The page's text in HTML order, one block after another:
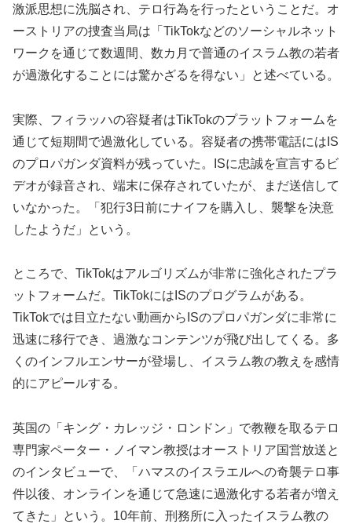
激派思想に洗脳され、テロ行為を行ったということだ。オ
ーストリアの捜査当局は「TikTokなどのソーシャルネット
ワークを通じて数週間、数カ月で普通のイスラム教の若者
が過激化することには驚かざるを得ない」と述べている。
実際、フィラッハの容疑者はTikTokのプラットフォームを
通じて短期間で過激化している。容疑者の携帯電話にはIS
のプロパガンダ資料が残っていた。ISに忠誠を宣言するビ
デオが録音され、端末に保存されていたが、まだ送信して
いなかった。「犯行3日前にナイフを購入し、襲撃を決意
したようだ」という。
ところで、TikTokはアルゴリズムが非常に強化されたプラ
ットフォームだ。TikTokにはISのプログラムがある。
TikTokでは目立たない動画からISのプロパガンダに非常に
迅速に移行でき、過激なコンテンツが飛び出してくる。多
くのインフルエンサーが登場し、イスラム教の教えを感情
的にアピールする。
英国の「キング・カレッジ・ロンドン」で教鞭を取るテロ
専門家ペーター・ノイマン教授はオーストリア国営放送と
のインタビューで、「ハマスのイスラエルへの奇襲テロ事
件以後、オンラインを通じて急速に過激化する若者が増え
てきた」という。10年前、刑務所に入ったイスラム教の